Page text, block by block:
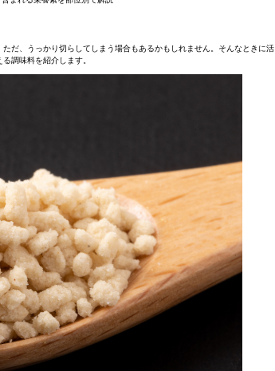
だ、うっかり切らしてしまう場合もあるかもしれません。そんなときに活
調味料を紹介します。